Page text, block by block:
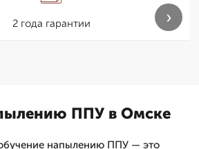
2 года гарантии ›
ППУ в Омске
напылению ППУ — это